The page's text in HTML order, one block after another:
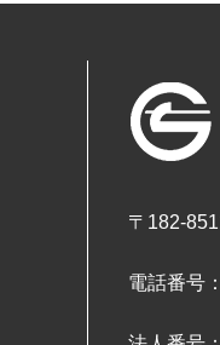
〒182-
電話番号